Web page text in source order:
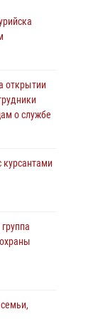
дома
участие в
открытии
о службе
курсантами